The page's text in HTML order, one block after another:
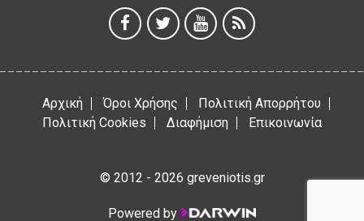
5 Αυγούστου 2026
Αρχική Όροι Χρήσης
Πολιτική Απορρήτου
Πολιτική Cookies
Διαφήμιση Επικοινωνία
© 2012 - 2026 greveniotis.gr
Powered by